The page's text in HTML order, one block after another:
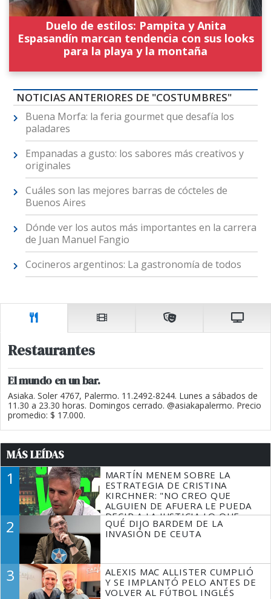
Duelo de estilos: Pampita y Anita
Espasandín marcan tendencia con sus looks
para la playa y la montaña
NOTICIAS ANTERIORES DE "COSTUMBRES"
Buena Morfa: la feria gourmet que desafía los
paladares
Empanadas a gusto: los sabores más creativos y
originales
Cuáles son las mejores barras de cócteles de
Buenos Aires
Dónde ver los autos más importantes en la carrera
de Juan Manuel Fangio
Cocineros argentinos: La gastronomía de todos
Restaurantes
El mundo en un bar.
Asiaka. Soler 4767, Palermo. 11.2492-8244. Lunes a sábados de
11.30 a 23.30 horas. Domingos cerrado. @asiakapalermo. Precio
promedio: $ 17.000.
MÁS LEÍDAS
1
MARTÍN MENEM SOBRE LA
ESTRATEGIA DE CRISTINA
KIRCHNER: "NO CREO QUE
ALGUIEN DE AFUERA LE PUEDA
DECIR A LA JUSTICIA LO QUE
TIENE QUE HACER"
2
QUÉ DIJO BARDEM DE LA
INVASIÓN DE CEUTA
3
ALEXIS MAC ALLISTER CUMPLIÓ
Y SE IMPLANTÓ PELO ANTES DE
VOLVER AL FÚTBOL INGLÉS